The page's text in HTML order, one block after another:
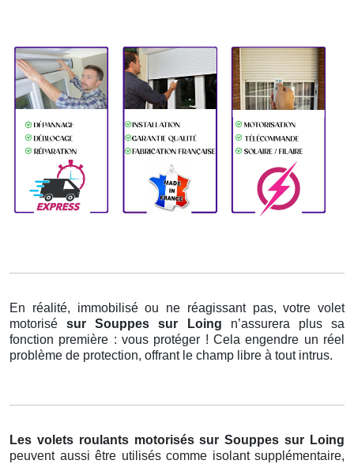
En réalité, immobilisé ou ne réagissant pas, votre volet
motorisésur Souppes sur Loing n’assurera plus sa
fonction première : vous protéger ! Cela engendre un réel
problème de protection, offrant le champ libre à tout intrus.
Les volets roulants motorisés sur Souppes sur Loing
peuvent aussi être utilisés comme isolant supplémentaire,